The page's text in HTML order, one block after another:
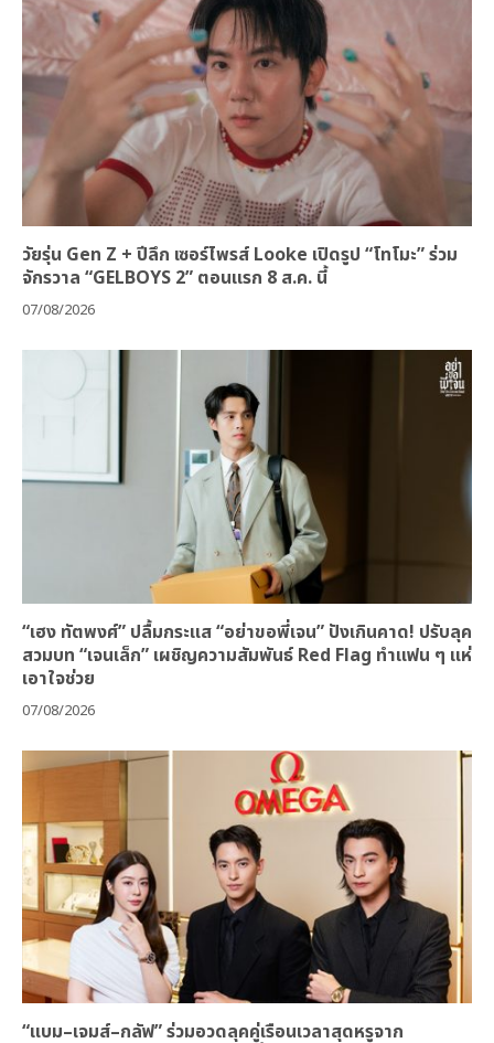
วัยรุ่น Gen Z + ปีลึก เซอร์ไพรส์ Looke เปิดรูป “โทโมะ” ร่วม
จักรวาล “GELBOYS 2” ตอนแรก 8 ส.ค. นี้
07/08/2026
“เฮง ทัตพงศ์” ปลื้มกระแส “อย่าขอพี่เจน” ปังเกินคาด! ปรับลุค
สวมบท “เจนเล็ก” เผชิญความสัมพันธ์ Red Flag ทำแฟน ๆ แห่
เอาใจช่วย
07/08/2026
“แบม–เจมส์–กลัฟ” ร่วมอวดลุคคู่เรือนเวลาสุดหรูจาก